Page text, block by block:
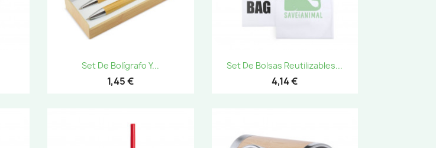
Set De Bolígrafo Y...
1,45 €
Vista rápida Set De Bolsas Reutilizables...
4,14 €
Vista rápida